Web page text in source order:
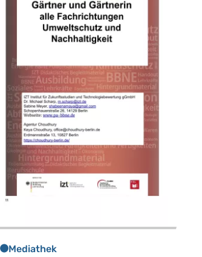
Mediathek